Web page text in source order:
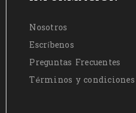
Nosotros
Escríbenos
Preguntas Frecuentes
Términos y condiciones